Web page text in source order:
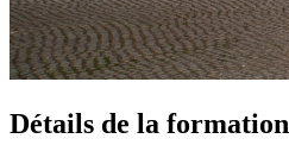
Détails de la formation